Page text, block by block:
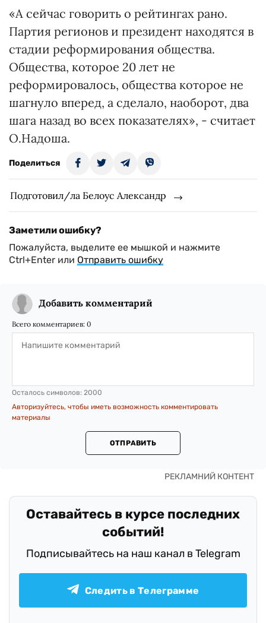
«А сейчас говорить о рейтингах рано.
Партия регионов и президент находятся в
стадии реформирования общества.
Общества, которое 20 лет не
реформировалось, общества которое не
шагнуло вперед, а сделало, наоборот, два
шага назад во всех показателях», - считает
О.Надоша.
Поделиться
Подготовил/ла Белоус Александр
Заметили ошибку?
Пожалуйста, выделите ее мышкой и нажмите
Ctrl+Enter или Отправить ошибку
Добавить комментарий
Всего комментариев: 0
Осталось символов: 2000
Авторизуйтесь, чтобы иметь возможность комментировать
материалы
ОТПРАВИТЬ
Оставайтесь в курсе последних
событий!
Подписывайтесь на наш канал в Telegram
Следить в Телеграмме